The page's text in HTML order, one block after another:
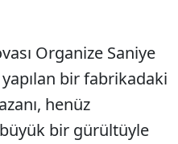
Organize Saniye
bir fabrikadaki
henüz
bir gürültüyle